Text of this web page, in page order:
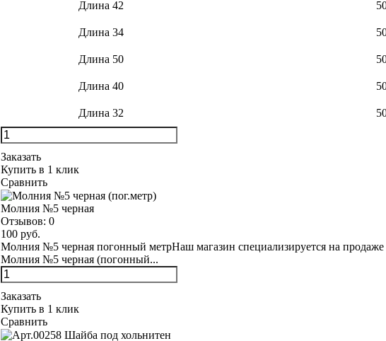
Длина 42
Длина 34
Длина 50
Длина 40
Длина 32
Заказать
Купить в 1 клик
Сравнить
Молния №5 черная
Отзывов: 0
100 руб.
Молния №5 черная погонный метрНаш магазин специализируется на продаже
Молния №5 черная (погонный...
Заказать
Купить в 1 клик
Сравнить